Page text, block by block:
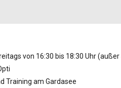
von 16:30 bis 18:30 Uhr
Training am Gardasee